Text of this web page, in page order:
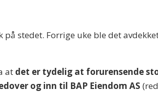
stedet. Forrige uke ble det
at det er tydelig at forurensende
og inn til BAP Eiendom AS